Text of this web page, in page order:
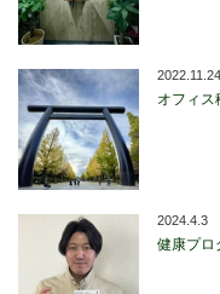
2022.11.24
オフィス
2024.4.3
健康プロ